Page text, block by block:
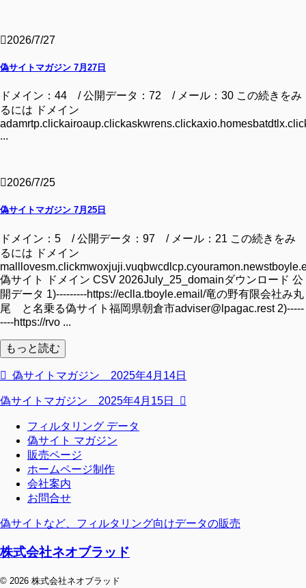
2026/7/27
偽サイトマガジン 7月27日
ドメイン：44 / 公開データ：72 / メール：30 この続きをみ
るには ドメイン
...
2026/7/25
偽サイトマガジン 7月25日
ドメイン：5 / 公開データ：97 / メール：21 この続きをみ
るには ドメイン
偽サイト ドメイン CSV 2026July_25_domainダウンロード 公
開データ 1)---------https://eclla.tboyle.email/竜の野有限会社み丸
尾 と名乗る偽サイト福岡県朝倉市adviser@lpagac.rest 2)-----
----https://rvo ...
もっと読む
偽サイトマガジン 2025年4月14日
偽サイトマガジン 2025年4月15日
フィルタリング データ
偽サイト マガジン
販売ページ
ホームページ制作
会社案内
お問合せ
偽サイトなど、フィルタリング向けデータの販売
株式会社ネオブラッド
© 2026 株式会社ネオブラッド